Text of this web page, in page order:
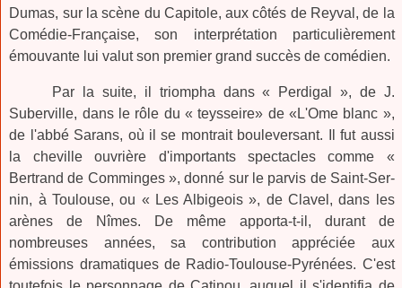
Dumas, sur la scène du Capitole, aux côtés de Reyval, de la
Comédie-Française, son interprétation particulièrement
émouvante lui valut son premier grand succès de comédien.
Par la suite, il triompha dans « Perdigal », de J.
Suberville, dans le rôle du « teysseire» de «L'Ome blanc »,
de l'abbé Sarans, où il se montrait bouleversant. Il fut aussi
la cheville ouvrière d'importants spectacles comme «
Bertrand de Comminges », donné sur le parvis de Saint-Ser­
nin, à Toulouse, ou « Les Albigeois », de Clavel, dans les
arènes de Nîmes. De même apporta-t-il, durant de
nombreuses années, sa contribution appréciée aux
émissions dramatiques de Radio-Toulouse-Pyrénées. C'est